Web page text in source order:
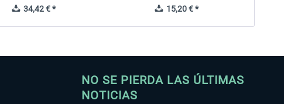
34,42 € * 15,20 € *
NO SE PIERDA LAS ÚLTIMAS
NOTICIAS